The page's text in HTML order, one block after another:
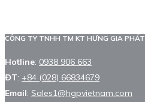
CÔNG TY TNHH TM KT HƯNG GIA PHÁT
Hotline: 0938 906 663
ĐT: +84 (028) 66834679
Email: Sales1@hgpvietnam.com